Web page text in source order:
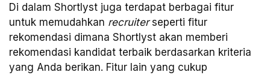
Di dalam Shortlyst juga terdapat berbagai fitur
untuk memudahkan recruiterseperti fitur
rekomendasi dimana Shortlyst akan memberi
rekomendasi kandidat terbaik berdasarkan kriteria
yang Anda berikan. Fitur lain yang cukup